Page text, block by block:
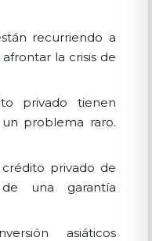
recurriendo a
la crisis de
privado tienen
problema raro.
privado de
una garantía
asiáticos